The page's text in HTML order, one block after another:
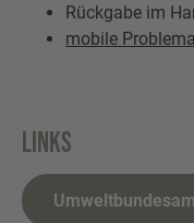
Rückgabe im
mobile
Links